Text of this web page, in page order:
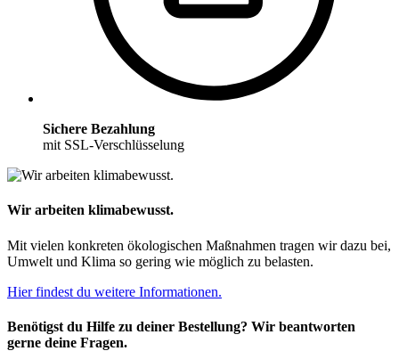
Sichere Bezahlung
mit SSL-Verschlüsselung
Wir arbeiten klimabewusst.
Mit vielen konkreten ökologischen Maßnahmen tragen wir dazu bei,
Umwelt und Klima so gering wie möglich zu belasten.
Hier findest du weitere Informationen.
Benötigst du Hilfe zu deiner Bestellung? Wir beantworten
gerne deine Fragen.